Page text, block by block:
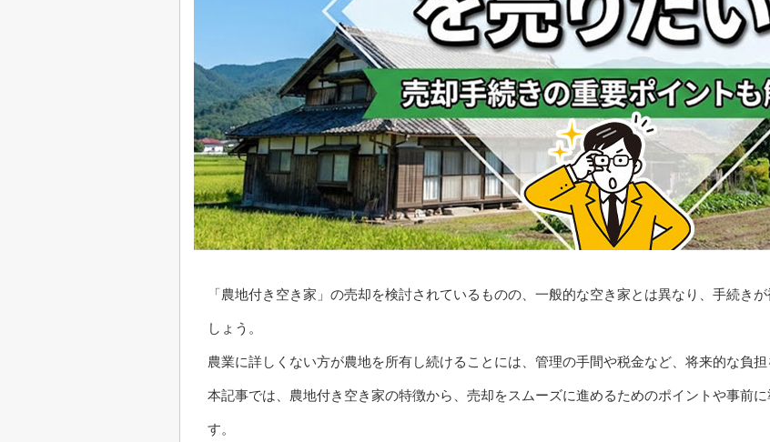
「農地付き空き家」の売却を検討されているものの、一般的な空き家とは異なり、手続き
しょう。
農業に詳しくない方が農地を所有し続けることには、管理の手間や税金など、将来的な負担
本記事では、農地付き空き家の特徴から、売却をスムーズに進めるためのポイントや事前
す。